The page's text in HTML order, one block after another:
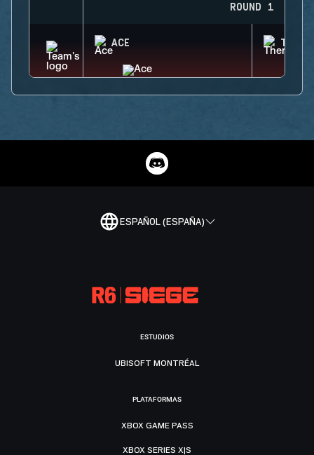
ROUND 1
ACE
ESPAÑOL (ESPAÑA)
ESTUDIOS
UBISOFT MONTRÉAL
PLATAFORMAS
XBOX GAME PASS
XBOX SERIES X|S